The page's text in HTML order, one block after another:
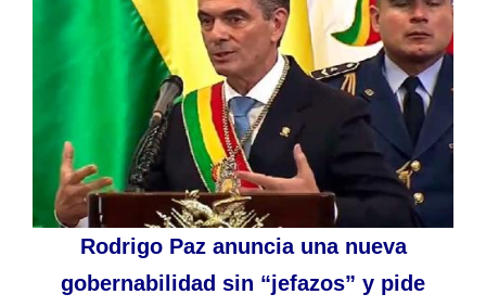
Rodrigo Paz anuncia una nueva
gobernabilidad sin “jefazos” y pide